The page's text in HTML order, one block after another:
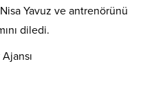
Yavuz ve antrenörünü
diledi.